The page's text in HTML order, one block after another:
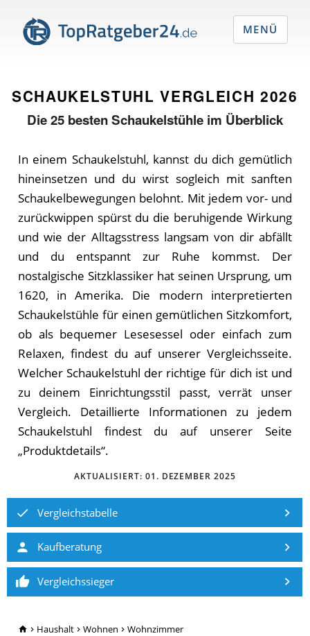
TopRatgeber24.de
Haushalt Wohnen
Wohnzimmer
SCHAUKELSTUHL VERGLEICH 2026
Die25 besten Schaukelstühle im Überblick
In einem Schaukelstuhl, kannst du dich gemütlich
hineinsetzen und du wirst sogleich mit sanften
Schaukelbewegungen belohnt. Mit jedem vor- und
zurückwippen spürst du die beruhigende Wirkung
und wie der Alltagsstress langsam von dir abfällt
und du entspannt zur Ruhe kommst. Der
nostalgische Sitzklassiker hat seinen Ursprung, um
1620, in Amerika. Die modern interpretierten
Schaukelstühle für einen gemütlichen Sitzkomfort,
ob als bequemer Lesesessel oder einfach zum
Relaxen, findest du auf unserer Vergleichsseite.
Welcher Schaukelstuhl der richtige für dich ist und
zu deinem Einrichtungsstil passt, verrät unser
Vergleich. Detaillierte Informationen zu jedem
Schaukelstuhl findest du auf unserer Seite
„Produktdetails“.
AKTUALISIERT: 01. DEZEMBER 2025
Vergleichstabelle
Kaufberatung
Vergleichssieger
MENÜ